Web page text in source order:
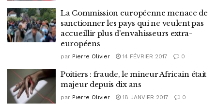
La Commission européenne menace de
sanctionner les pays qui ne veulent pas
accueillir plus d’envahisseurs extra-
européens
par Pierre Olivier 14 FÉVRIER 2017 0
Poitiers : fraude, le mineur Africain était
majeur depuis dix ans
par Pierre Olivier 18 JANVIER 2017 0